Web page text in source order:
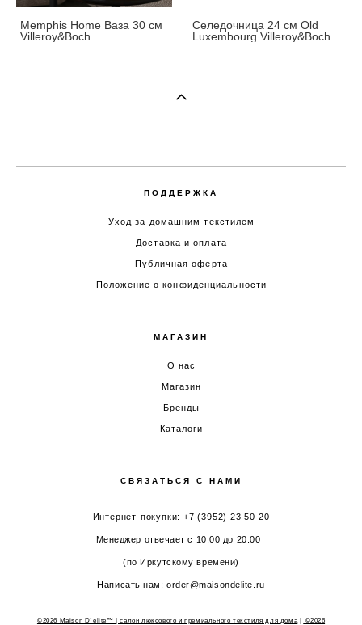
Memphis Home Ваза 30 см
Villeroy&Boch
Селедочница 24 см Old
Luxembourg Villeroy&Boch
ПОДДЕРЖКА
Уход за домашним текстилем
Доставка и оплата
Публичная оферта
Положение о конфиденциальности
МАГАЗИН
О нас
Магазин
Бренды
Каталоги
СВЯЗАТЬСЯ С НАМИ
Интернет-покупки: +7 (3952) 23 50 20
Менеджер отвечает с 10:00 до 20:00
(по Иркутскому времени)
Написать нам: order@maisondelite.ru
©2026 Maison D`elite™ | салон люксового и премиального текстиля для дома| ©2026